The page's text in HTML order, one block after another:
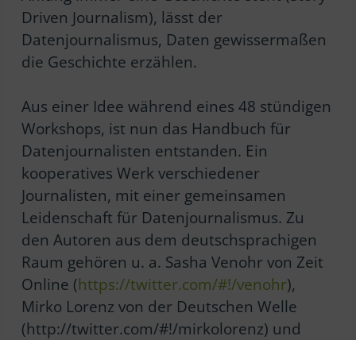
Driven Journalism), lässt der
Datenjournalismus, Daten gewissermaßen
die Geschichte erzählen.
Aus einer Idee während eines 48 stündigen
Workshops, ist nun das Handbuch für
Datenjournalisten entstanden. Ein
kooperatives Werk verschiedener
Journalisten, mit einer gemeinsamen
Leidenschaft für Datenjournalismus. Zu
den Autoren aus dem deutschsprachigen
Raum gehören u. a. Sasha Venohr von Zeit
Online (https://twitter.com/#!/venohr),
Mirko Lorenz von der Deutschen Welle
(http://twitter.com/#!/mirkolorenz) und